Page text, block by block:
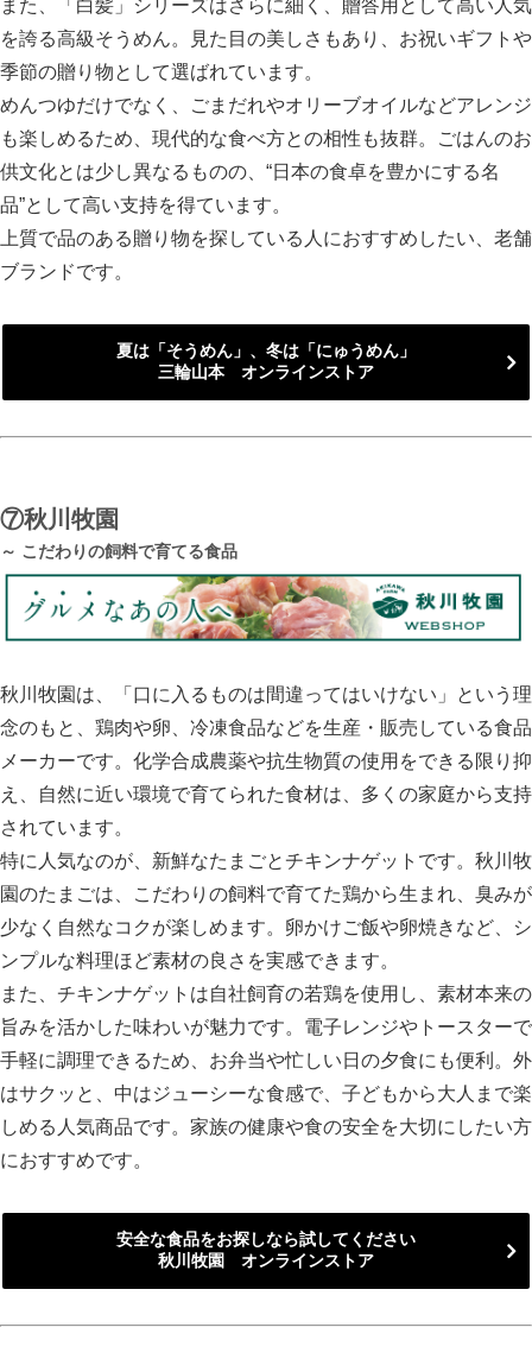
また、「白髪」シリーズはさらに細く、贈答用として高い人気
を誇る高級そうめん。見た目の美しさもあり、お祝いギフトや
季節の贈り物として選ばれています。
めんつゆだけでなく、ごまだれやオリーブオイルなどアレンジ
も楽しめるため、現代的な食べ方との相性も抜群。ごはんのお
供文化とは少し異なるものの、“日本の食卓を豊かにする名
品”として高い支持を得ています。
上質で品のある贈り物を探している人におすすめしたい、老舗
ブランドです。
夏は「そうめん」、冬は「にゅうめん」
三輪山本 オンラインストア
⑦秋川牧園
～ こだわりの飼料で育てる食品
秋川牧園は、「口に入るものは間違ってはいけない」という理
念のもと、鶏肉や卵、冷凍食品などを生産・販売している食品
メーカーです。化学合成農薬や抗生物質の使用をできる限り抑
え、自然に近い環境で育てられた食材は、多くの家庭から支持
されています。
特に人気なのが、新鮮なたまごとチキンナゲットです。秋川牧
園のたまごは、こだわりの飼料で育てた鶏から生まれ、臭みが
少なく自然なコクが楽しめます。卵かけご飯や卵焼きなど、シ
ンプルな料理ほど素材の良さを実感できます。
また、チキンナゲットは自社飼育の若鶏を使用し、素材本来の
旨みを活かした味わいが魅力です。電子レンジやトースターで
手軽に調理できるため、お弁当や忙しい日の夕食にも便利。外
はサクッと、中はジューシーな食感で、子どもから大人まで楽
しめる人気商品です。家族の健康や食の安全を大切にしたい方
におすすめです。
安全な食品をお探しなら試してください
秋川牧園 オンラインストア